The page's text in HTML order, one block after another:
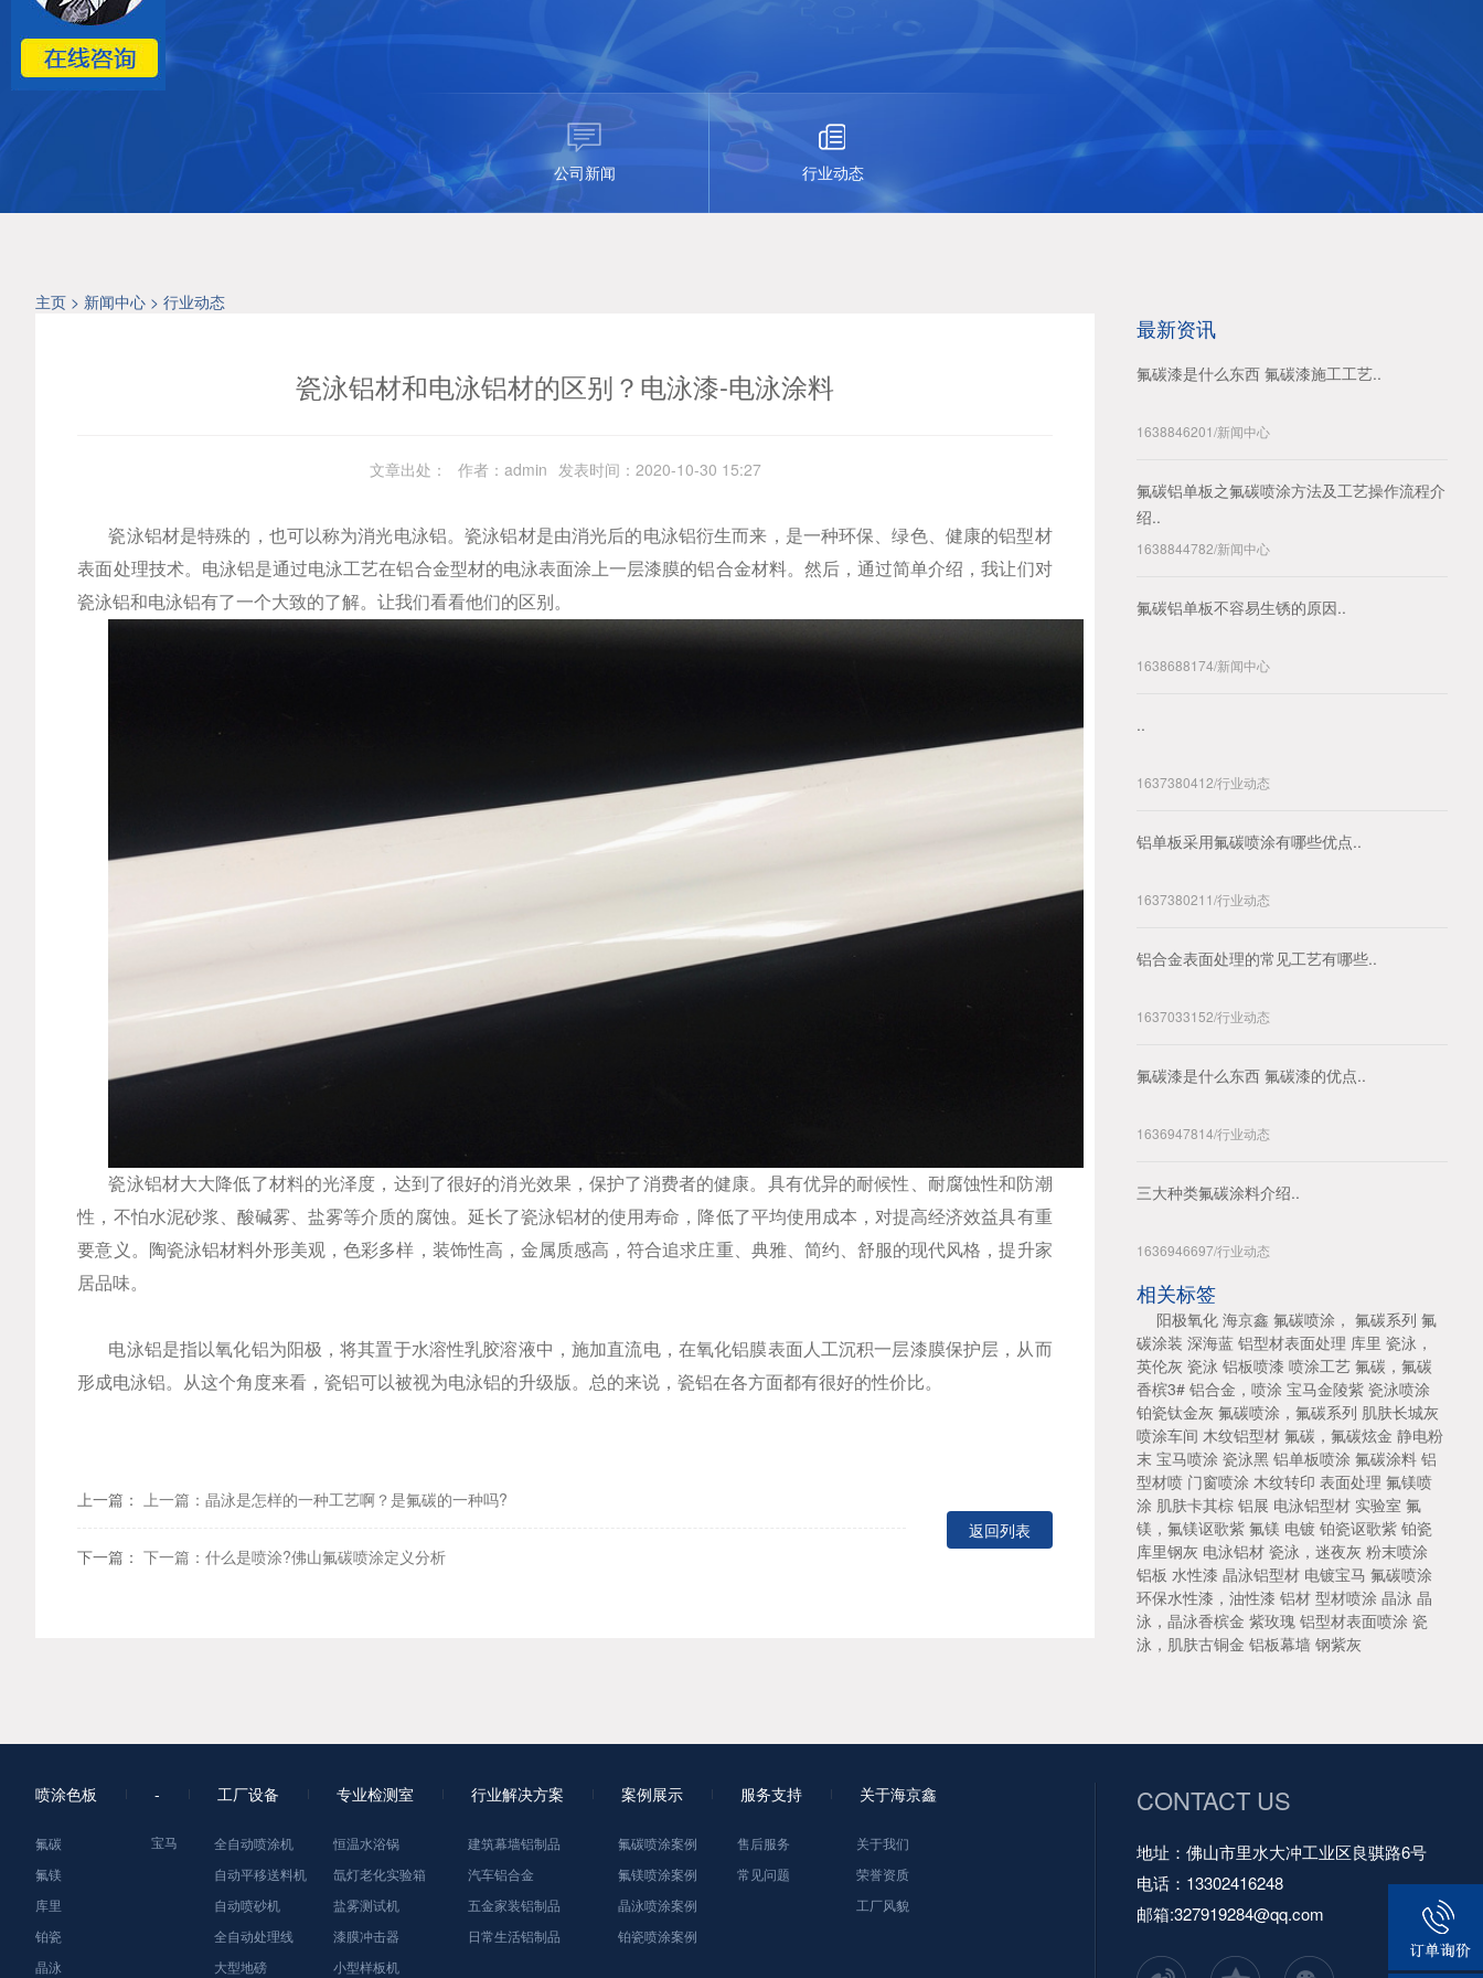
公司新闻 行业动态
主页 > 新闻中心 > 行业动态
瓷泳铝材和电泳铝材的区别？电泳漆-电泳涂料
文章出处： 作者：admin 发表时间：2020-10-30 15:27
瓷泳铝材是特殊的，也可以称为消光电泳铝。瓷泳铝材是由消光后的电泳铝衍生而来，是一种环保、绿色、健康的铝型材
表面处理技术。电泳铝是通过电泳工艺在铝合金型材的电泳表面涂上一层漆膜的铝合金材料。然后，通过简单介绍，我让们对
瓷泳铝和电泳铝有了一个大致的了解。让我们看看他们的区别。
瓷泳铝材大大降低了材料的光泽度，达到了很好的消光效果，保护了消费者的健康。具有优异的耐候性、耐腐蚀性和防潮
性，不怕水泥砂浆、酸碱雾、盐雾等介质的腐蚀。延长了瓷泳铝材的使用寿命，降低了平均使用成本，对提高经济效益具有重
要意义。陶瓷泳铝材料外形美观，色彩多样，装饰性高，金属质感高，符合追求庄重、典雅、简约、舒服的现代风格，提升家
居品味。
电泳铝是指以氧化铝为阳极，将其置于水溶性乳胶溶液中，施加直流电，在氧化铝膜表面人工沉积一层漆膜保护层，从而
形成电泳铝。从这个角度来看，瓷铝可以被视为电泳铝的升级版。总的来说，瓷铝在各方面都有很好的性价比。
上一篇： 上一篇：晶泳是怎样的一种工艺啊？是氟碳的一种吗?
下一篇：下一篇：什么是喷涂?佛山氟碳喷涂定义分析
返回列表
最新资讯
氟碳漆是什么东西 氟碳漆施工工艺..
1638846201/新闻中心
氟碳铝单板之氟碳喷涂方法及工艺操作流程介
绍..
1638844782/新闻中心
氟碳铝单板不容易生锈的原因..
1638688174/新闻中心
..
1637380412/行业动态
铝单板采用氟碳喷涂有哪些优点..
1637380211/行业动态
铝合金表面处理的常见工艺有哪些..
1637033152/行业动态
氟碳漆是什么东西 氟碳漆的优点..
1636947814/行业动态
三大种类氟碳涂料介绍..
1636946697/行业动态
相关标签
阳极氧化 海京鑫 氟碳喷涂， 氟碳系列 氟
碳涂装 深海蓝 铝型材表面处理 库里 瓷泳，
英伦灰 瓷泳 铝板喷漆 喷涂工艺 氟碳，氟碳
香槟3# 铝合金，喷涂 宝马金陵紫 瓷泳喷涂
铂瓷钛金灰 氟碳喷涂，氟碳系列 肌肤长城灰
喷涂车间 木纹铝型材 氟碳，氟碳炫金 静电粉
末 宝马喷涂 瓷泳黑 铝单板喷涂 氟碳涂料 铝
型材喷 门窗喷涂 木纹转印 表面处理 氟镁喷
涂 肌肤卡其棕 铝展 电泳铝型材 实验室 氟
镁，氟镁讴歌紫 氟镁 电镀 铂瓷讴歌紫 铂瓷
库里钢灰 电泳铝材 瓷泳，迷夜灰 粉末喷涂
铝板 水性漆 晶泳铝型材 电镀宝马 氟碳喷涂
环保水性漆，油性漆 铝材 型材喷涂 晶泳 晶
泳，晶泳香槟金 紫玫瑰 铝型材表面喷涂 瓷
泳，肌肤古铜金 铝板幕墙 钢紫灰
喷涂色板
氟碳
氟镁
库里
铂瓷
晶泳
-
宝马
工厂设备
全自动喷涂机
自动平移送料机
自动喷砂机
全自动处理线
大型地磅
专业检测室
恒温水浴锅
氙灯老化实验箱
盐雾测试机
漆膜冲击器
小型样板机
行业解决方案
建筑幕墙铝制品
汽车铝合金
五金家装铝制品
日常生活铝制品
案例展示
氟碳喷涂案例
氟镁喷涂案例
晶泳喷涂案例
铂瓷喷涂案例
服务支持
售后服务
常见问题
关于海京鑫
关于我们
荣誉资质
工厂风貌
CONTACT US
地址：佛山市里水大冲工业区良骐路6号
电话：13302416248
邮箱:327919284@qq.com